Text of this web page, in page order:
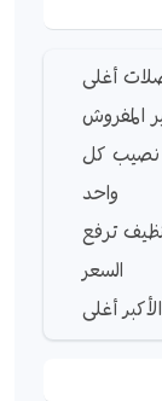
أغلى
المفروش
نصيب كل
واحد
ترفع
السعر
أغلى